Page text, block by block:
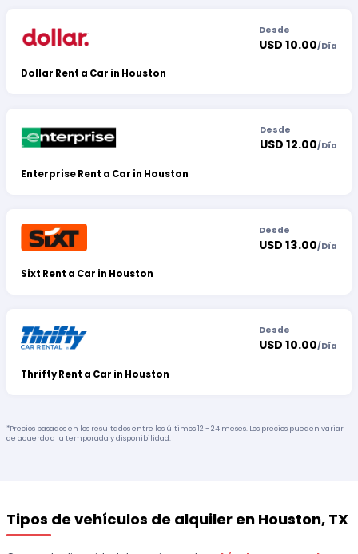
Dollar Rent a Car in Houston
Desde
USD 10.00/Día
Enterprise Rent a Car in Houston
Desde
USD 12.00/Día
Sixt Rent a Car in Houston
Desde
USD 13.00/Día
Thrifty Rent a Car in Houston
Desde
USD 10.00/Día
*Precios basados en los resultados entre los últimos 12 - 24 meses. Los precios pueden variar
de acuerdo a la temporada y disponibilidad.
Tipos de vehículos de alquiler en Houston, TX